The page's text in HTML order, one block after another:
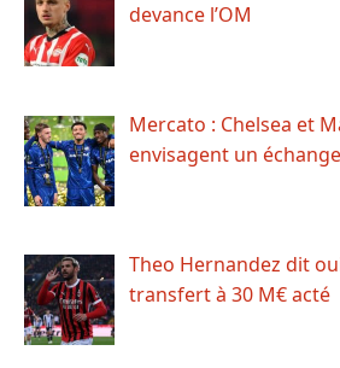
devance l’OM
Mercato : Chelsea et
envisagent un échange
Theo Hernandez dit
transfert à 30 M€ acté